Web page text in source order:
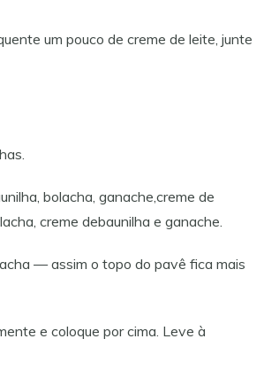
um pouco de creme de leite, junte
bolacha, ganache,creme de
creme debaunilha e ganache.
— assim o topo do pavê fica mais
e coloque por cima. Leve à